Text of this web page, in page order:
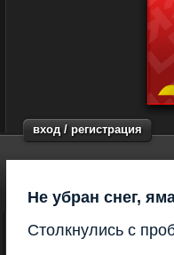
вход / регистрация
Не убран снег,
Столкнулись с